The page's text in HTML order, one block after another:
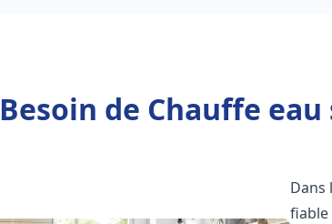
Besoin de Chauffe
Dans
fiable